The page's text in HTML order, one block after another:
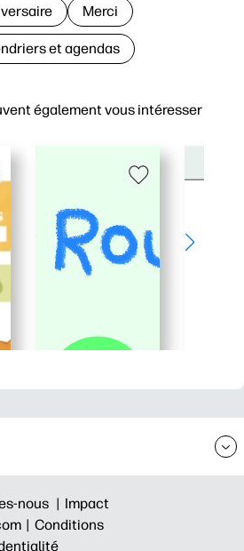
également vous intéresser
Merci
et agendas
nous | Impact
| Conditions